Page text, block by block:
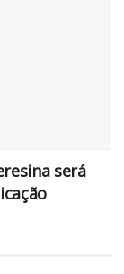
será